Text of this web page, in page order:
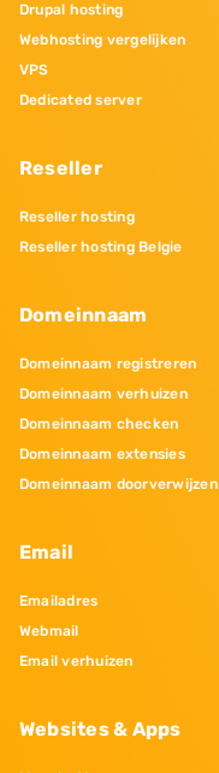
Drupal hosting
Webhosting vergelijken
VPS
Dedicated server
Reseller
Reseller hosting
Reseller hosting Belgie
Domeinnaam
Domeinnaam registreren
Domeinnaam verhuizen
Domeinnaam checken
Domeinnaam extensies
Domeinnaam doorverwijzen
Email
Emailadres
Webmail
Email verhuizen
Websites & Apps